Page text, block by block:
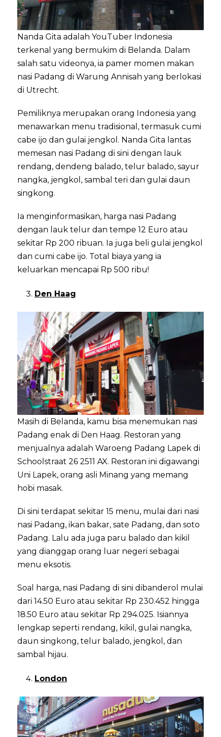
Nanda Gita adalah YouTuber Indonesia
terkenal yang bermukim di Belanda. Dalam
salah satu videonya, ia pamer momen makan
nasi Padang di Warung Annisah yang berlokasi
di Utrecht.
Pemiliknya merupakan orang Indonesia yang
menawarkan menu tradisional, termasuk cumi
cabe ijo dan gulai jengkol. Nanda Gita lantas
memesan nasi Padang di sini dengan lauk
rendang, dendeng balado, telur balado, sayur
nangka, jengkol, sambal teri dan gulai daun
singkong.
Ia menginformasikan, harga nasi Padang
dengan lauk telur dan tempe 12 Euro atau
sekitar Rp 200 ribuan. Ia juga beli gulai jengkol
dan cumi cabe ijo. Total biaya yang ia
keluarkan mencapai Rp 500 ribu!
Den Haag
Masih di Belanda, kamu bisa menemukan nasi
Padang enak di Den Haag. Restoran yang
menjualnya adalah Waroeng Padang Lapek di
Schoolstraat 26 2511 AX. Restoran ini digawangi
Uni Lapek, orang asli Minang yang memang
hobi masak.
Di sini terdapat sekitar 15 menu, mulai dari nasi
nasi Padang, ikan bakar, sate Padang, dan soto
Padang. Lalu ada juga paru balado dan kikil
yang dianggap orang luar negeri sebagai
menu eksotis.
Soal harga, nasi Padang di sini dibanderol mulai
dari 14.50 Euro atau sekitar Rp 230.452 hingga
18.50 Euro atau sekitar Rp 294.025. Isiannya
lengkap seperti rendang, kikil, gulai nangka,
daun singkong, telur balado, jengkol, dan
sambal hijau.
London